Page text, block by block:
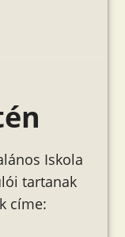
Iskola
tartanak
címe: